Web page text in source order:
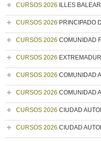
CURSOS 2026 ILLES
CURSOS 2026 PRINCIPADO
CURSOS 2026 COMUNIDAD
CURSOS 2026
CURSOS 2026 COMUNIDAD
CURSOS 2026 COMUNIDAD
CURSOS 2026 CIUDAD
CURSOS 2026 CIUDAD